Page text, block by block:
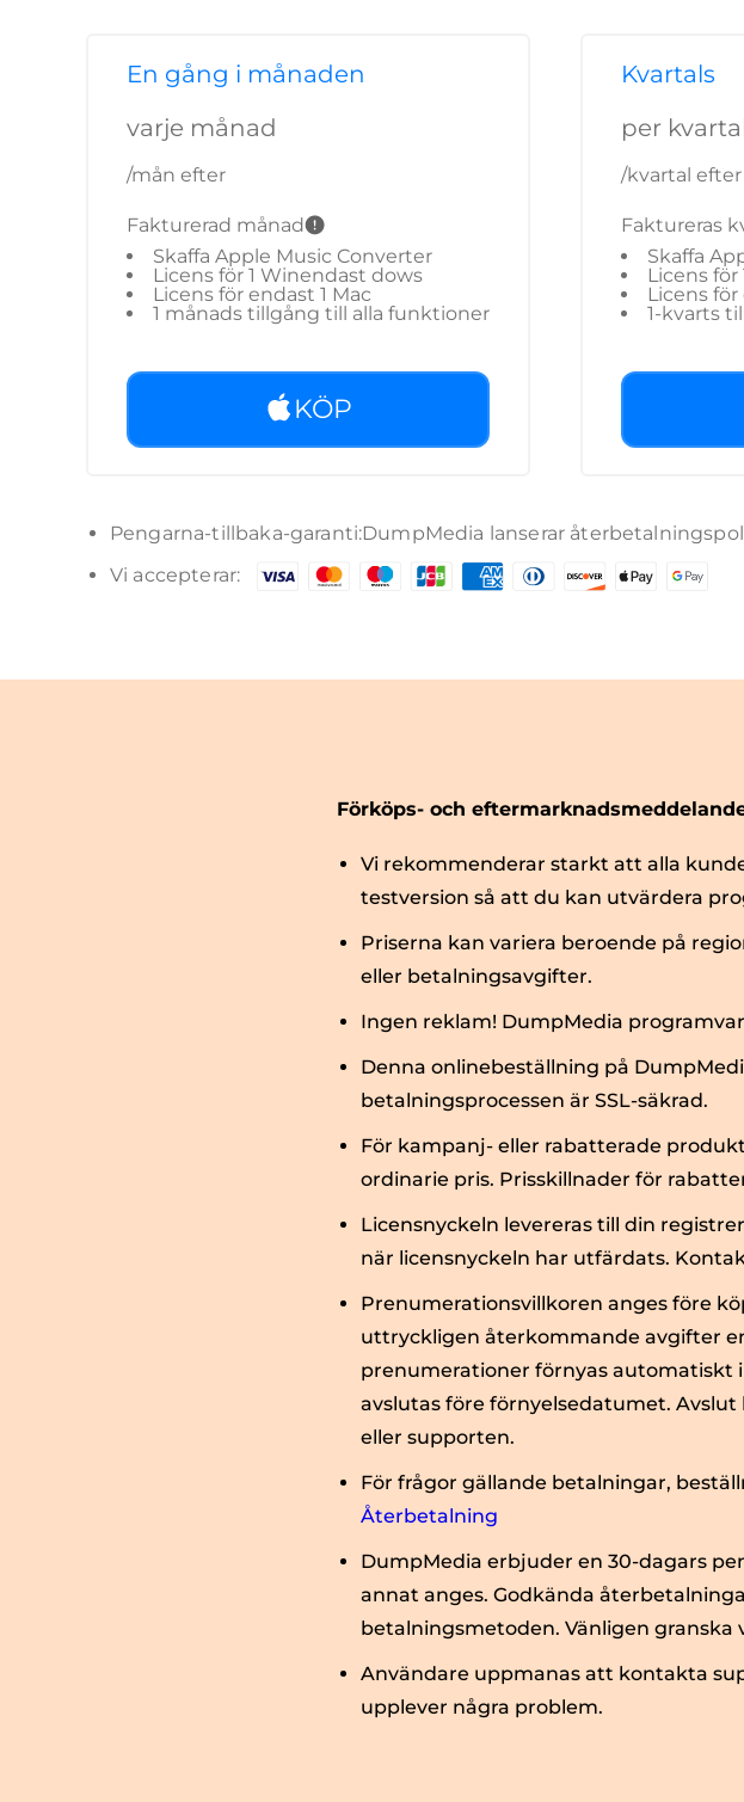
En gång i månaden
varje månad
/mån efter
Fakturerad månad
Skaffa Apple Music Converter
Licens för 1 Winendast dows
Licens för endast 1 Mac
1 månads tillgång till alla funktioner
KÖP
Kvartals
per
/kvartal efter
Faktureras
Skaffa
Licens
Licens för
1-kvarts
Pengarna-tillbaka-garanti:DumpMedia lanserar
Vi accepterar:
Förköps- och
Vi rekommenderar starkt att alla
testversion så att du kan utvärdera
Priserna kan variera beroende på
eller betalningsavgifter.
Ingen reklam! DumpMedia
Denna onlinebeställning på
betalningsprocessen är SSL-säkrad.
För kampanj- eller rabatterade
ordinarie pris. Prisskillnader för
Licensnyckeln levereras till din
när licensnyckeln har utfärdats.
Prenumerationsvillkoren anges före
uttryckligen återkommande avgifter
prenumerationer förnyas automatiskt
avslutas före förnyelsedatumet.
eller supporten.
För frågor gällande betalningar,
Återbetalning
DumpMedia erbjuder en 30-dagars
annat anges. Godkända
betalningsmetoden. Vänligen granska
Användare uppmanas att kontakta
upplever några problem.